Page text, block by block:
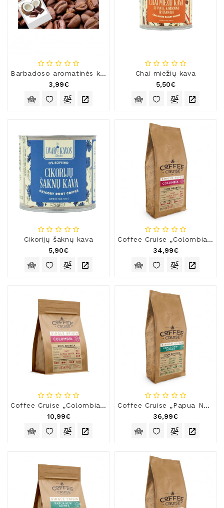
Barbadoso aromatinės kavos pupelės
3,99€
Chai miežių kava
5,50€
Cikorijų šaknų kava
5,90€
Coffee Cruise „Colombia“, 1 kg
34,99€
Coffee Cruise „Colombia“, 250 g
10,99€
Coffee Cruise „Papua New Guinea“, 1 kg
36,99€